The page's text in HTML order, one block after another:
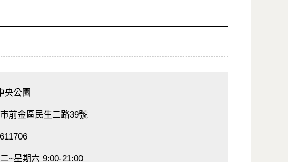
央公園
前金區民生二路39號
~星期六 9:00-21:00